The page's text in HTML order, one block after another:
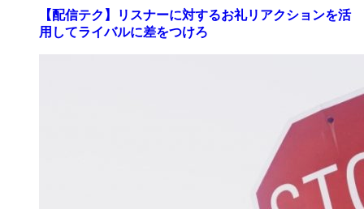
【配信テク】リスナーに対するお礼リアクションを活
用してライバルに差をつけろ